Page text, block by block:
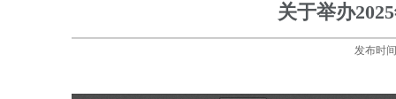
关于举办
发布时